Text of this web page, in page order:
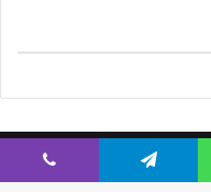
Telegram
Viber